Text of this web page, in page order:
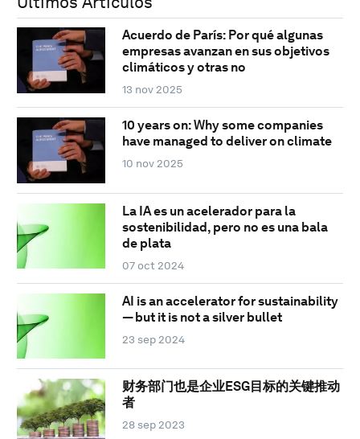
Acuerdo de París: Por qué algunas
empresas avanzan en sus objetivos
climáticos y otras no
13 nov 2025
10 years on: Why some companies
have managed to deliver on climate
10 nov 2025
La IA es un acelerador para la
sostenibilidad, pero no es una bala
de plata
07 oct 2024
AI is an accelerator for sustainability
— but it is not a silver bullet
23 sep 2024
财务部门也是企业ESG目标的关键推动
者
28 sep 2023